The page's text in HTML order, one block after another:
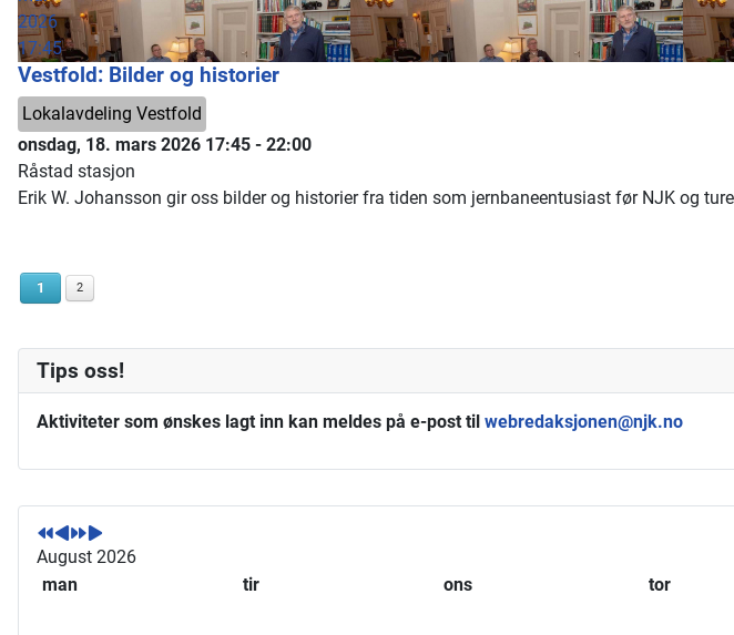
F
o
r
F
o
r
i
N
e
s
e
N
e
s
August 2026
man
tir ons tor
2026
17:45
Vestfold: Bilder og historier
Lokalavdeling Vestfold
onsdag, 18. mars 2026 17:45 - 22:00
Råstad stasjon
Erik W. Johansson gir oss bilder og historier fra tiden som jernbaneentusiast før NJK og
1 2
Tips oss!
Aktiviteter som ønskes lagt inn kan meldes på e-post til webredaksjonen@njk.no